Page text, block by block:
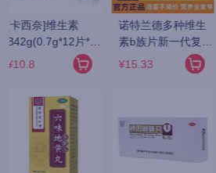
九芝堂/芝 六味地黄
丸(浓缩丸) 200丸/
瓶
¥12.8
同仁堂 六味地黄丸
9g*10丸(大蜜丸)
¥16.9